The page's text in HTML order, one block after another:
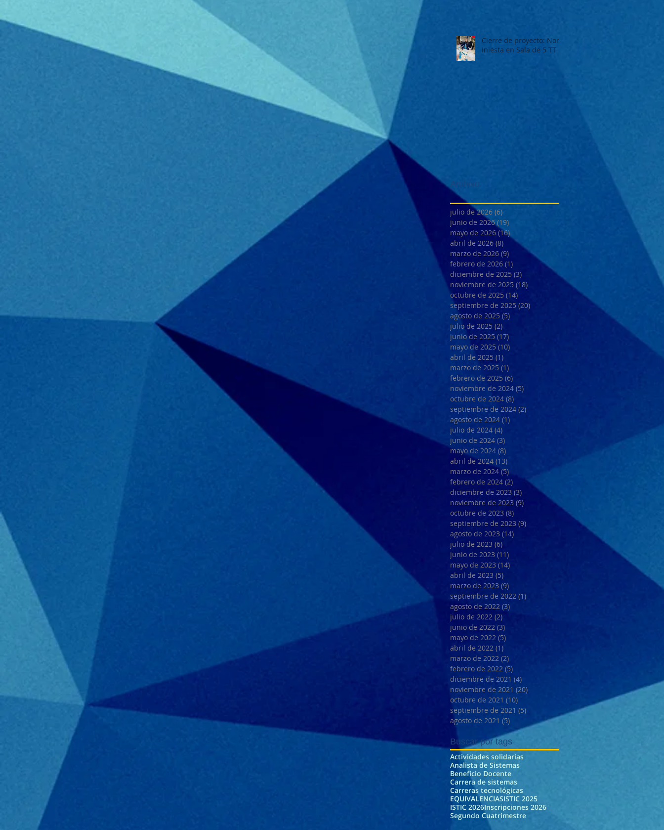
Cierre de proyecto: Nora
Iniesta en Sala de 5 TT
Archivo
julio de 2026 (6)
junio de 2026 (19)
mayo de 2026 (16)
abril de 2026 (8) 8 entradas
marzo de 2026 (9) 9 entradas
febrero de 2026 (1) 1 entrada
diciembre de 2025 (3) 3 entradas
noviembre de 2025 (18) 18 entradas
octubre de 2025 (14)
septiembre de 2025 (20)
agosto de 2025 (5)
julio de 2025 (2)
junio de 2025 (17)
mayo de 2025 (10)
abril de 2025 (1)
marzo de 2025 (1)
febrero de 2025 (6)
noviembre de 2024 (5)
octubre de 2024 (8)
septiembre de 2024 (2)
agosto de 2024 (1)
julio de 2024 (4)
junio de 2024 (3)
mayo de 2024 (8)
abril de 2024 (13)
marzo de 2024 (5)
febrero de 2024 (2) 2 entradas
diciembre de 2023 (3) 3 entradas
noviembre de 2023 (9) 9 entradas
octubre de 2023 (8)
septiembre de 2023 (9)
agosto de 2023 (14)
julio de 2023 (6)
junio de 2023 (11)
mayo de 2023 (14)
abril de 2023 (5)
marzo de 2023 (9)
septiembre de 2022 (1)
agosto de 2022 (3)
julio de 2022 (2)
junio de 2022 (3)
mayo de 2022 (5)
abril de 2022 (1)
marzo de 2022 (2)
febrero de 2022 (5)
diciembre de 2021 (4)
noviembre de 2021 (20)
octubre de 2021 (10)
septiembre de 2021 (5)
agosto de 2021 (5) 5 entradas
Buscar por tags
Actividades solidarias
Analista de Sistemas
Beneficio Docente
Carrera de sistemas
Carreras tecnológicas
EQUIVALENCIASISTIC 2025
ISTIC 2026Inscripciones 2026
Segundo Cuatrimestre